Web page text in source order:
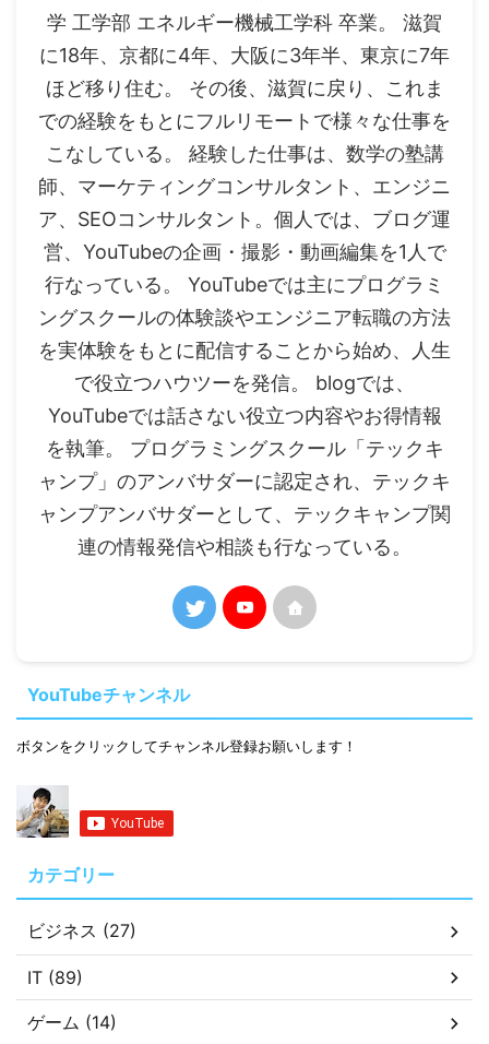
学 工学部 エネルギー機械工学科 卒業。 滋賀
に18年、京都に4年、大阪に3年半、東京に7年
ほど移り住む。 その後、滋賀に戻り、これま
での経験をもとにフルリモートで様々な仕事を
こなしている。 経験した仕事は、数学の塾講
師、マーケティングコンサルタント、エンジニ
ア、SEOコンサルタント。個人では、ブログ運
営、YouTubeの企画・撮影・動画編集を1人で
行なっている。 YouTubeでは主にプログラミ
ングスクールの体験談やエンジニア転職の方法
を実体験をもとに配信することから始め、人生
で役立つハウツーを発信。 blogでは、
YouTubeでは話さない役立つ内容やお得情報
を執筆。 プログラミングスクール「テックキ
ャンプ」のアンバサダーに認定され、テックキ
ャンプアンバサダーとして、テックキャンプ関
連の情報発信や相談も行なっている。
YouTubeチャンネル
ボタンをクリックしてチャンネル登録お願いします！
カテゴリー
ビジネス (27)
IT (89)
ゲーム (14)